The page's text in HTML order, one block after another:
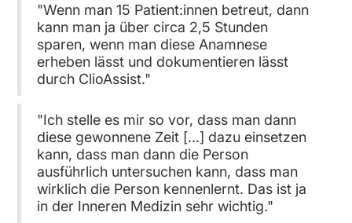
"Wenn man 15 Patient:innen betreut, dann
kann man ja über circa 2,5 Stunden
sparen, wenn man diese Anamnese
erheben lässt und dokumentieren lässt
durch ClioAssist."
"Ich stelle es mir so vor, dass man dann
diese gewonnene Zeit [...] dazu einsetzen
kann, dass man dann die Person
ausführlich untersuchen kann, dass man
wirklich die Person kennenlernt. Das ist ja
in der Inneren Medizin sehr wichtig."